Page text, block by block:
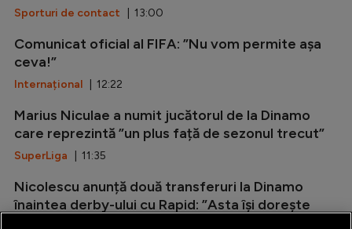
Sporturi de contact | 13:00
Comunicat oficial al FIFA: ”Nu vom permite așa
ceva!”
Internațional | 12:22
Marius Niculae a numit jucătorul de la Dinamo
care reprezintă ”un plus față de sezonul trecut”
SuperLiga | 11:35
Nicolescu anunță două transferuri la Dinamo
înaintea derby-ului cu Rapid: ”Asta își dorește